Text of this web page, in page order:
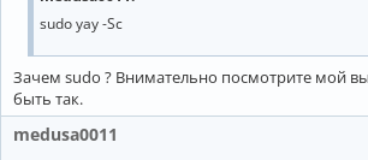
sudo yay -Sc
Зачем sudo ? Внимательно посмотрите мой
быть так.
medusa0011